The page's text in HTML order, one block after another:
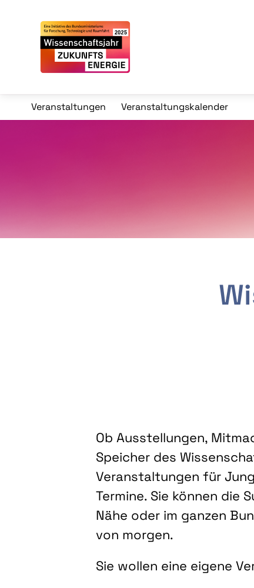
Veranstaltungen Veranstaltungskalender
Ob Ausstellungen,
Speicher des
Veranstaltungen für
Termine. Sie können die
Nähe oder im ganzen
von morgen.
Sie wollen eine eigene